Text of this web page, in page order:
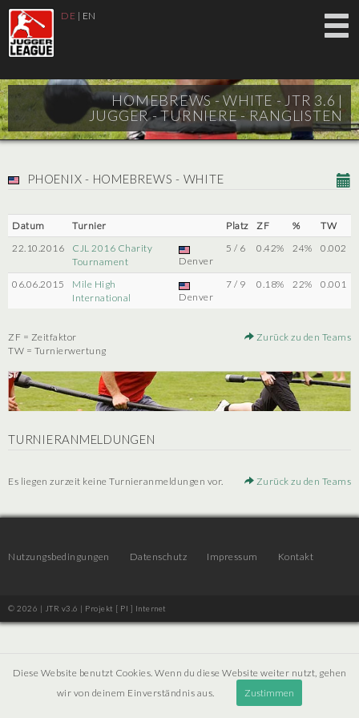
DE | EN
HOMEBREWS - WHITE - JTR 3.6 |
JUGGER - TURNIERE - RANGLISTEN
PHOENIX - HOMEBREWS - WHITE
Datum Turnier Platz ZF %
TW
22.10.2016
CJL 2016 Charity
Tournament
Denver
5 / 6 0.42% 24% 0.002
06.06.2015
Mile High
International
Denver
7 / 9 0.18% 22% 0.001
ZF = Zeitfaktor
TW = Turnierwertung
Zurück zu den Teams
TURNIERANMELDUNGEN
Es liegen zurzeit keine Turnieranmeldungen vor. Zurück zu den Teams
Nutzungsbedingungen Datenschutz Impressum Kontakt
© 2026 | JTR v3.6 | Projekt [ PI ] Internet
Diese Website benutzt Cookies. Wenn du diese Website weiter nutzt, gehen
wir von deinem Einverständnis aus.
Zustimmen